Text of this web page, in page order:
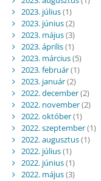
2023. július(1)
2023. június(2)
2023. május(3)
2023. április(1)
2023. március(5)
2023. február(1)
2023. január(2)
2022. december(2)
2022. november(2)
2022. október(1)
2022. szeptember(1)
2022. augusztus(1)
2022. július(1)
2022. június(1)
2022. május(3)